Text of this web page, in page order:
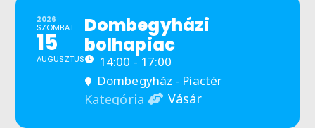
2026
SZOMBAT
15
AUGUSZTUS
Dombegyházi
bolhapiac
14:00 - 17:00
Dombegyház - Piactér
Kategória Vásár